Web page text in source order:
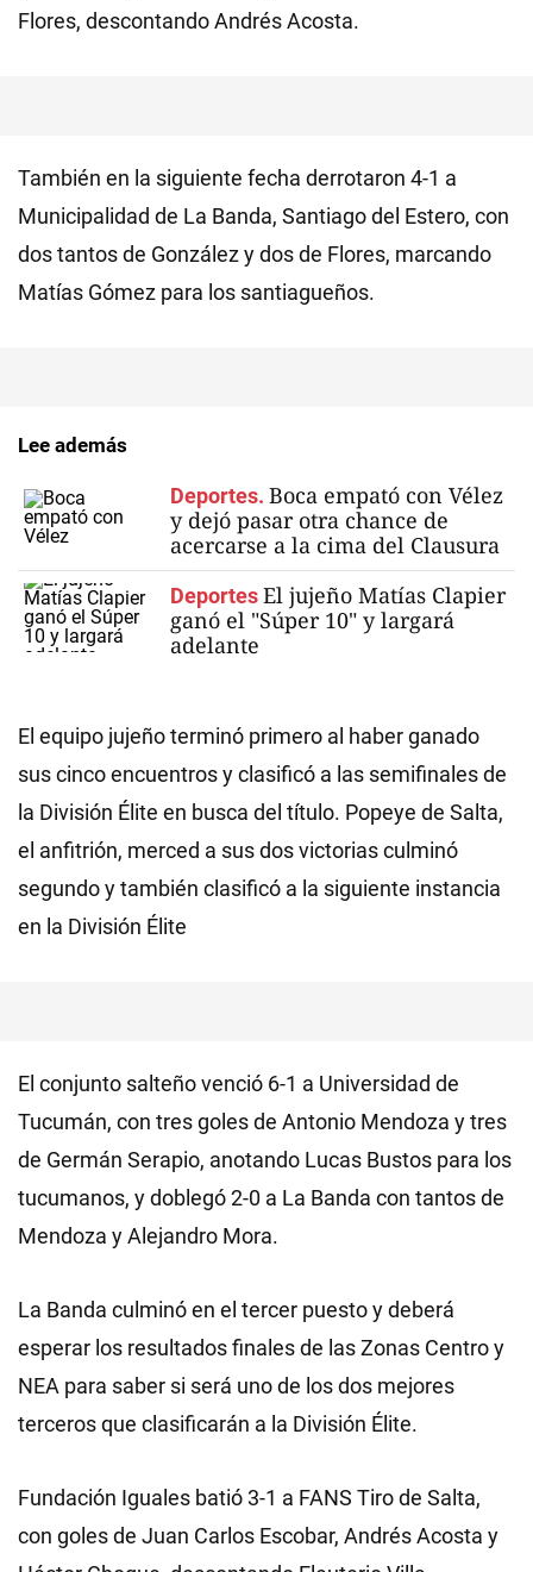
Flores, descontando Andrés Acosta.
También en la siguiente fecha derrotaron 4-1 a
Municipalidad de La Banda, Santiago del Estero, con
dos tantos de González y dos de Flores, marcando
Matías Gómez para los santiagueños.
Lee además
Deportes. Boca empató con Vélez
y dejó pasar otra chance de
acercarse a la cima del Clausura
DeportesEl jujeño Matías Clapier
ganó el "Súper 10" y largará
adelante
El equipo jujeño terminó primero al haber ganado
sus cinco encuentros y clasificó a las semifinales de
la División Élite en busca del título. Popeye de Salta,
el anfitrión, merced a sus dos victorias culminó
segundo y también clasificó a la siguiente instancia
en la División Élite
El conjunto salteño venció 6-1 a Universidad de
Tucumán, con tres goles de Antonio Mendoza y tres
de Germán Serapio, anotando Lucas Bustos para los
tucumanos, y doblegó 2-0 a La Banda con tantos de
Mendoza y Alejandro Mora.
La Banda culminó en el tercer puesto y deberá
esperar los resultados finales de las Zonas Centro y
NEA para saber si será uno de los dos mejores
terceros que clasificarán a la División Élite.
Fundación Iguales batió 3-1 a FANS Tiro de Salta,
con goles de Juan Carlos Escobar, Andrés Acosta y